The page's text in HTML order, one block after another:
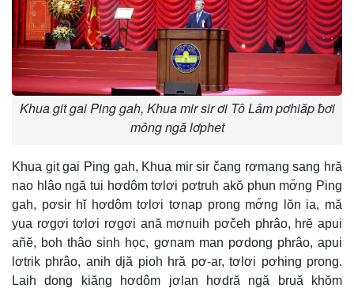
Khua git gai Ping gah, Khua mir sir ơi Tô Lâm pơhiăp ƀơi
mông ngă lơphet
Khua git gai Ping gah, Khua mir sir čang rơmang sang hră
nao hlâo ngă tui hơdôm tơlơi pơtruh akŏ phun mơ̆ng Ping
gah, pơsir hĭ hơdôm tơlơi tơnap prong mơ̆ng lŏn ia, mă
yua rơgơi tơlơi rơgơi ană mơnuih pơčeh phrâo, hrĕ apui
añĕ, boh thâo sinh học, gơnam man pơdong phrâo, apui
lơtrik phrâo, anih djă pioh hră pơ-ar, tơlơi pơhing prong.
Laih dong kiăng hơdôm jơlan hơdră ngă bruă khŏm